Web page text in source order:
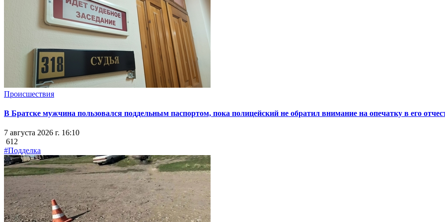
Происшествия
В Братске мужчина пользовался поддельным паспортом, пока полицейский не обратил внимание на опечатку в его
7 августа 2026 г. 16:10
612
#Подделка